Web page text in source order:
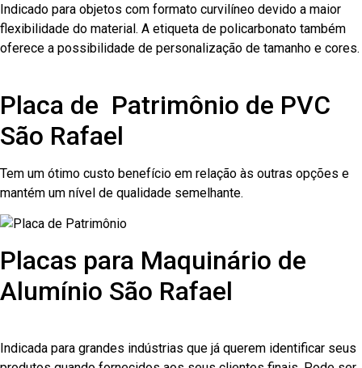
Indicado para objetos com formato curvilíneo devido a maior
flexibilidade do material. A etiqueta de policarbonato também
oferece a possibilidade de personalização de tamanho e cores.
Placa de Patrimônio de PVC
São Rafael
Tem um ótimo custo benefício em relação às outras opções e
mantém um nível de qualidade semelhante.
Placas para Maquinário de
Alumínio São Rafael
Indicada para grandes indústrias que já querem identificar seus